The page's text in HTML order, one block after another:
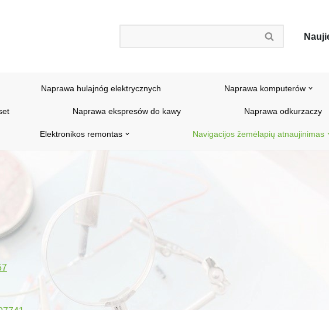
Naprawa hulajnóg elektrycznych Naprawa komputerów
Naprawa ekspresów do kawy Naprawa odkurzaczy
Elektronikos remontas Navigacijos žemėlapių atnaujinimas